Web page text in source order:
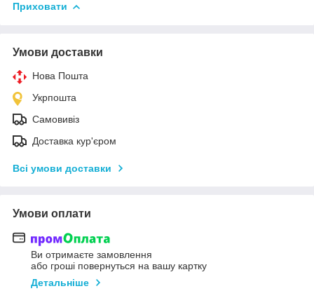
Приховати
Умови доставки
Нова Пошта
Укрпошта
Самовивіз
Доставка кур'єром
Всі умови доставки
Умови оплати
Ви отримаєте замовлення
або гроші повернуться на вашу картку
Детальніше